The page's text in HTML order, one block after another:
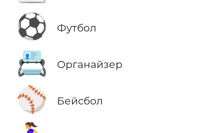
⚽
Футбол
📇 Органайзер
⚾ Бейсбол